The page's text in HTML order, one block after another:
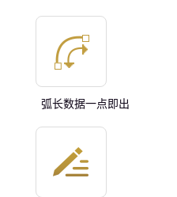
弧长数据一点即出